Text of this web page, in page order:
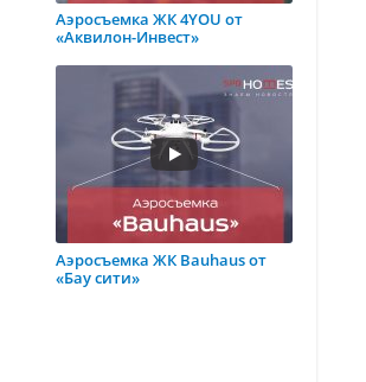
Аэросъемка ЖК 4YOU от
«Аквилон-Инвест»
Аэросъемка ЖК Bauhaus от
«Бау сити»